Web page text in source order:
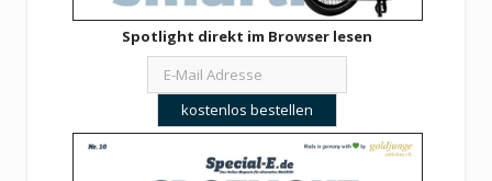
Spotlight direkt im Browser lesen